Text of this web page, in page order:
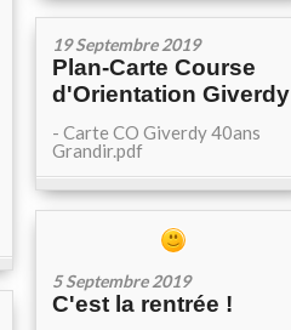
19 Septembre 2019
Plan-Carte Course
d'Orientation Giverdy
- Carte CO Giverdy 40ans
Grandir.pdf
5 Septembre 2019
C'est la rentrée !